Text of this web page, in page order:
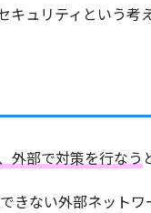
ュリティという考え
外部で対策を行なう
きない外部ネット